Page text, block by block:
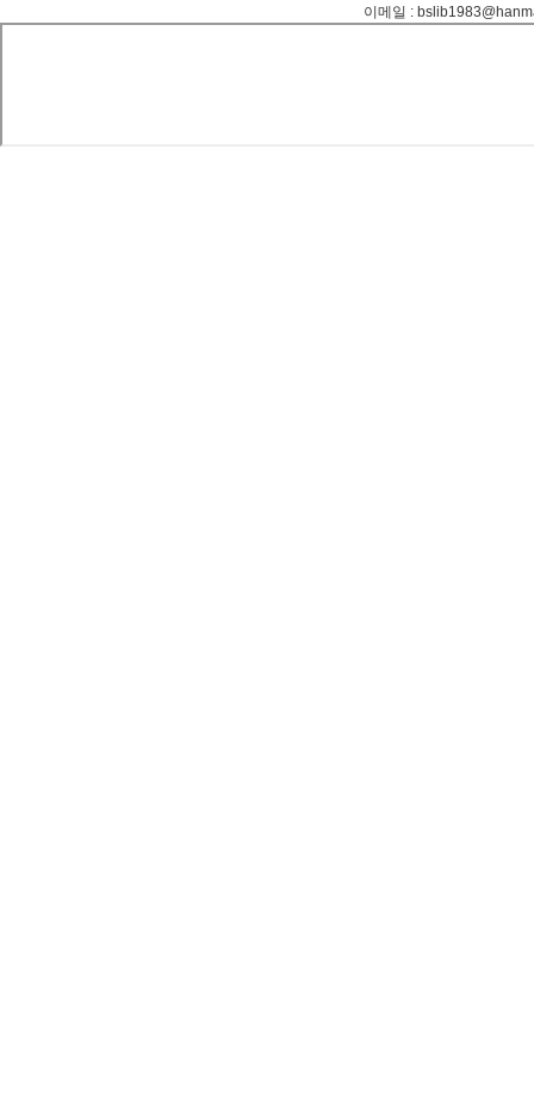
이메일 :